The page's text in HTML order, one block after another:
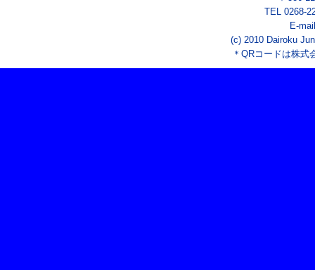
TEL 0268-
E-
(c) 2010 Dairoku
＊QRコードは株式